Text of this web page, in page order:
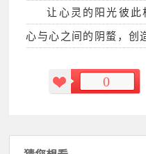
让心灵的阳光彼此
心与心之间的阴蝥，创
0